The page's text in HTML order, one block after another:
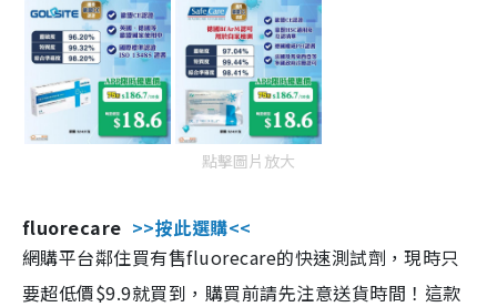
點擊圖片放大
fluorecare >>按此選購<<
網購平台鄰住買有售fluorecare的快速測試劑，現時只
要超低價$9.9就買到，購買前請先注意送貨時間！這款